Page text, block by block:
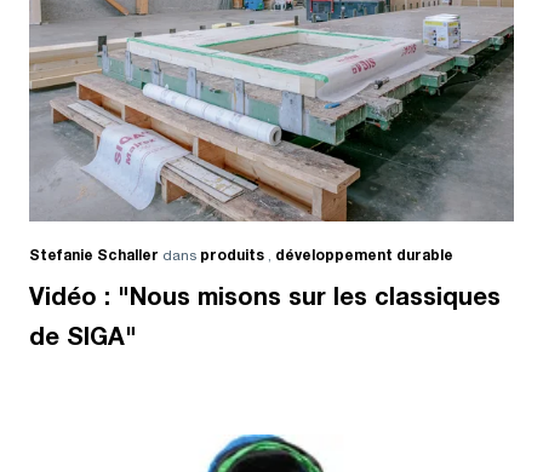
Stefanie Schaller dans produits développement durable
Vidéo : "Nous misons sur les classiques
de SIGA"